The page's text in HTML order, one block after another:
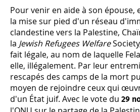
Pour venir en aide à son épouse,
la mise sur pied d'un réseau
clandestine vers la Palestine,
la Jewish Refugees Welfare
fait légale, au nom de laquelle
elle, illégalement. Par leur
rescapés des camps de la mort
moyen de rejoindre ceux qui
d'un État juif. Avec le vote du 29